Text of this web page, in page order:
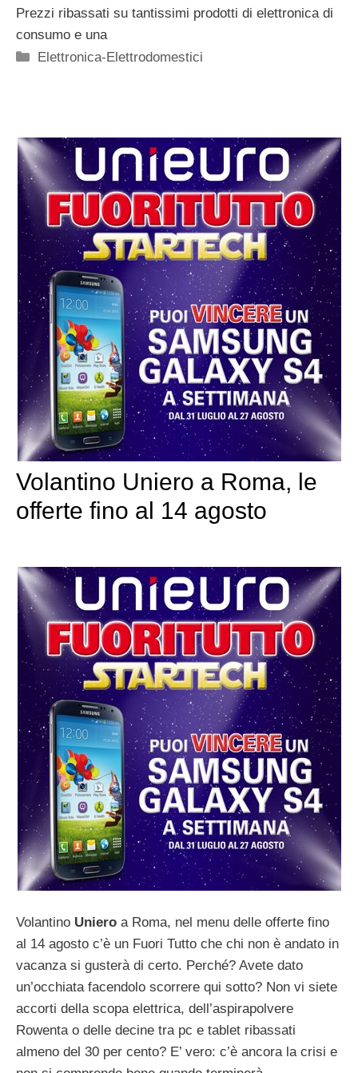
Prezzi ribassati su tantissimi prodotti di elettronica di
consumo e una
Categorie
Elettronica-Elettrodomestici
Volantino Uniero a Roma, le
offerte fino al 14 agosto
Volantino Uniero a Roma, nel menu delle offerte fino
al 14 agosto c’è un Fuori Tutto che chi non è andato in
vacanza si gusterà di certo. Perché? Avete dato
un’occhiata facendolo scorrere qui sotto? Non vi siete
accorti della scopa elettrica, dell’aspirapolvere
Rowenta o delle decine tra pc e tablet ribassati
almeno del 30 per cento? E’ vero: c’è ancora la crisi e